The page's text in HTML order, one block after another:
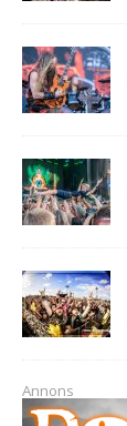
Annons